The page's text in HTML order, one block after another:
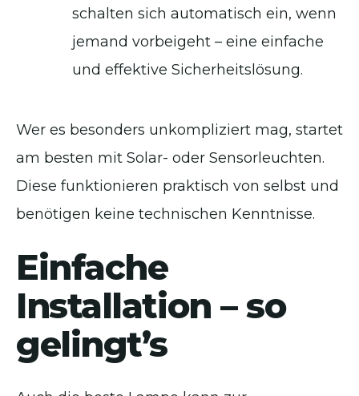
schalten sich automatisch ein, wenn
jemand vorbeigeht – eine einfache
und effektive Sicherheitslösung.
Wer es besonders unkompliziert mag, startet
am besten mit Solar- oder Sensorleuchten.
Diese funktionieren praktisch von selbst und
benötigen keine technischen Kenntnisse.
Einfache
Installation – so
gelingt’s